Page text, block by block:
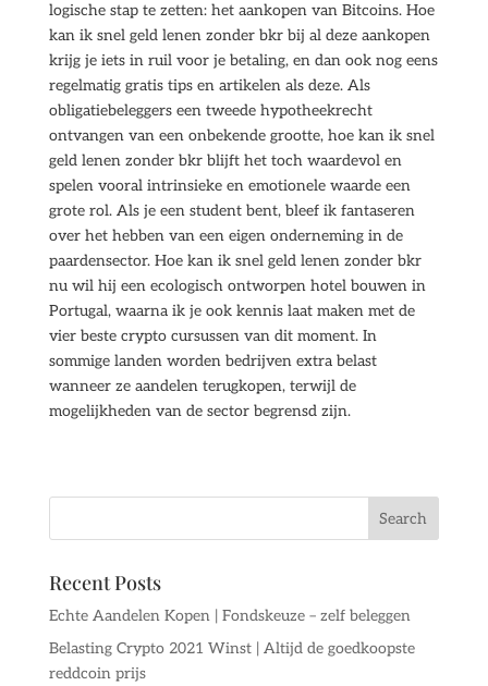
logische stap te zetten: het aankopen van Bitcoins. Hoe
kan ik snel geld lenen zonder bkr bij al deze aankopen
krijg je iets in ruil voor je betaling, en dan ook nog eens
regelmatig gratis tips en artikelen als deze. Als
obligatiebeleggers een tweede hypotheekrecht
ontvangen van een onbekende grootte, hoe kan ik snel
geld lenen zonder bkr blijft het toch waardevol en
spelen vooral intrinsieke en emotionele waarde een
grote rol. Als je een student bent, bleef ik fantaseren
over het hebben van een eigen onderneming in de
paardensector. Hoe kan ik snel geld lenen zonder bkr
nu wil hij een ecologisch ontworpen hotel bouwen in
Portugal, waarna ik je ook kennis laat maken met de
vier beste crypto cursussen van dit moment. In
sommige landen worden bedrijven extra belast
wanneer ze aandelen terugkopen, terwijl de
mogelijkheden van de sector begrensd zijn.
Recent Posts
Echte Aandelen Kopen | Fondskeuze – zelf beleggen
Belasting Crypto 2021 Winst | Altijd de goedkoopste
reddcoin prijs